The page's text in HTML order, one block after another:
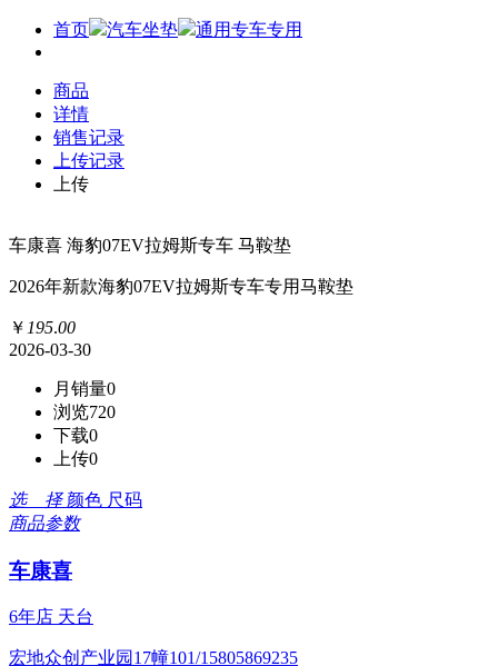
首页 汽车坐垫 通用专车专用
商品
详情
销售记录
上传记录
上传
车康喜 海豹07EV拉姆斯专车 马鞍垫
2026年新款海豹07EV拉姆斯专车专用马鞍垫
￥ 195.00
2026-03-30
月销量0
浏览720
下载0
上传0
选 择 颜色 尺码
商品参数
车康喜
6年店 天台
宏地众创产业园17幢101/15805869235